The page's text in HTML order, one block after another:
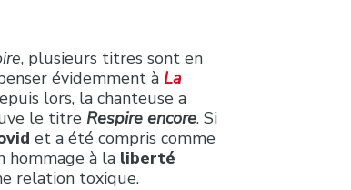
, plusieurs titres sont en
évidemment à La
lors, la chanteuse a
le titre Respire encore. Si
et a été compris comme
hommage à la liberté
relation toxique.